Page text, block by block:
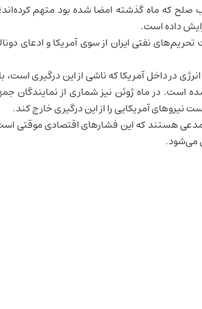
صلح که ماه گذشته امضا شده بود متهم
داده است.
نفتی ایران از سوی آمریکا و ادعای
در داخل آمریکا که ناشی از این درگیری است،
است. در ماه ژوئن نیز شماری از نمایندگان
آمریکایی را از این درگیری خارج کند.
مدعی هستند که این فشارهای اقتصادی موقتی
می‌شود.